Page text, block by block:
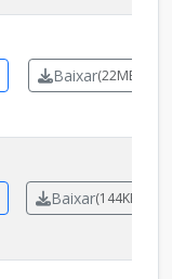
Baixar(22MB)
Baixar(144KB)